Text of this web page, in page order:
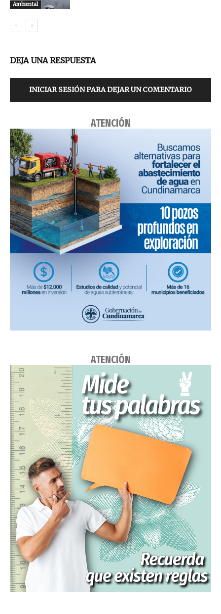
Ambiental
DEJA UNA RESPUESTA
INICIAR SESIÓN PARA DEJAR UN COMENTARIO
ATENCIÓN
ATENCIÓN